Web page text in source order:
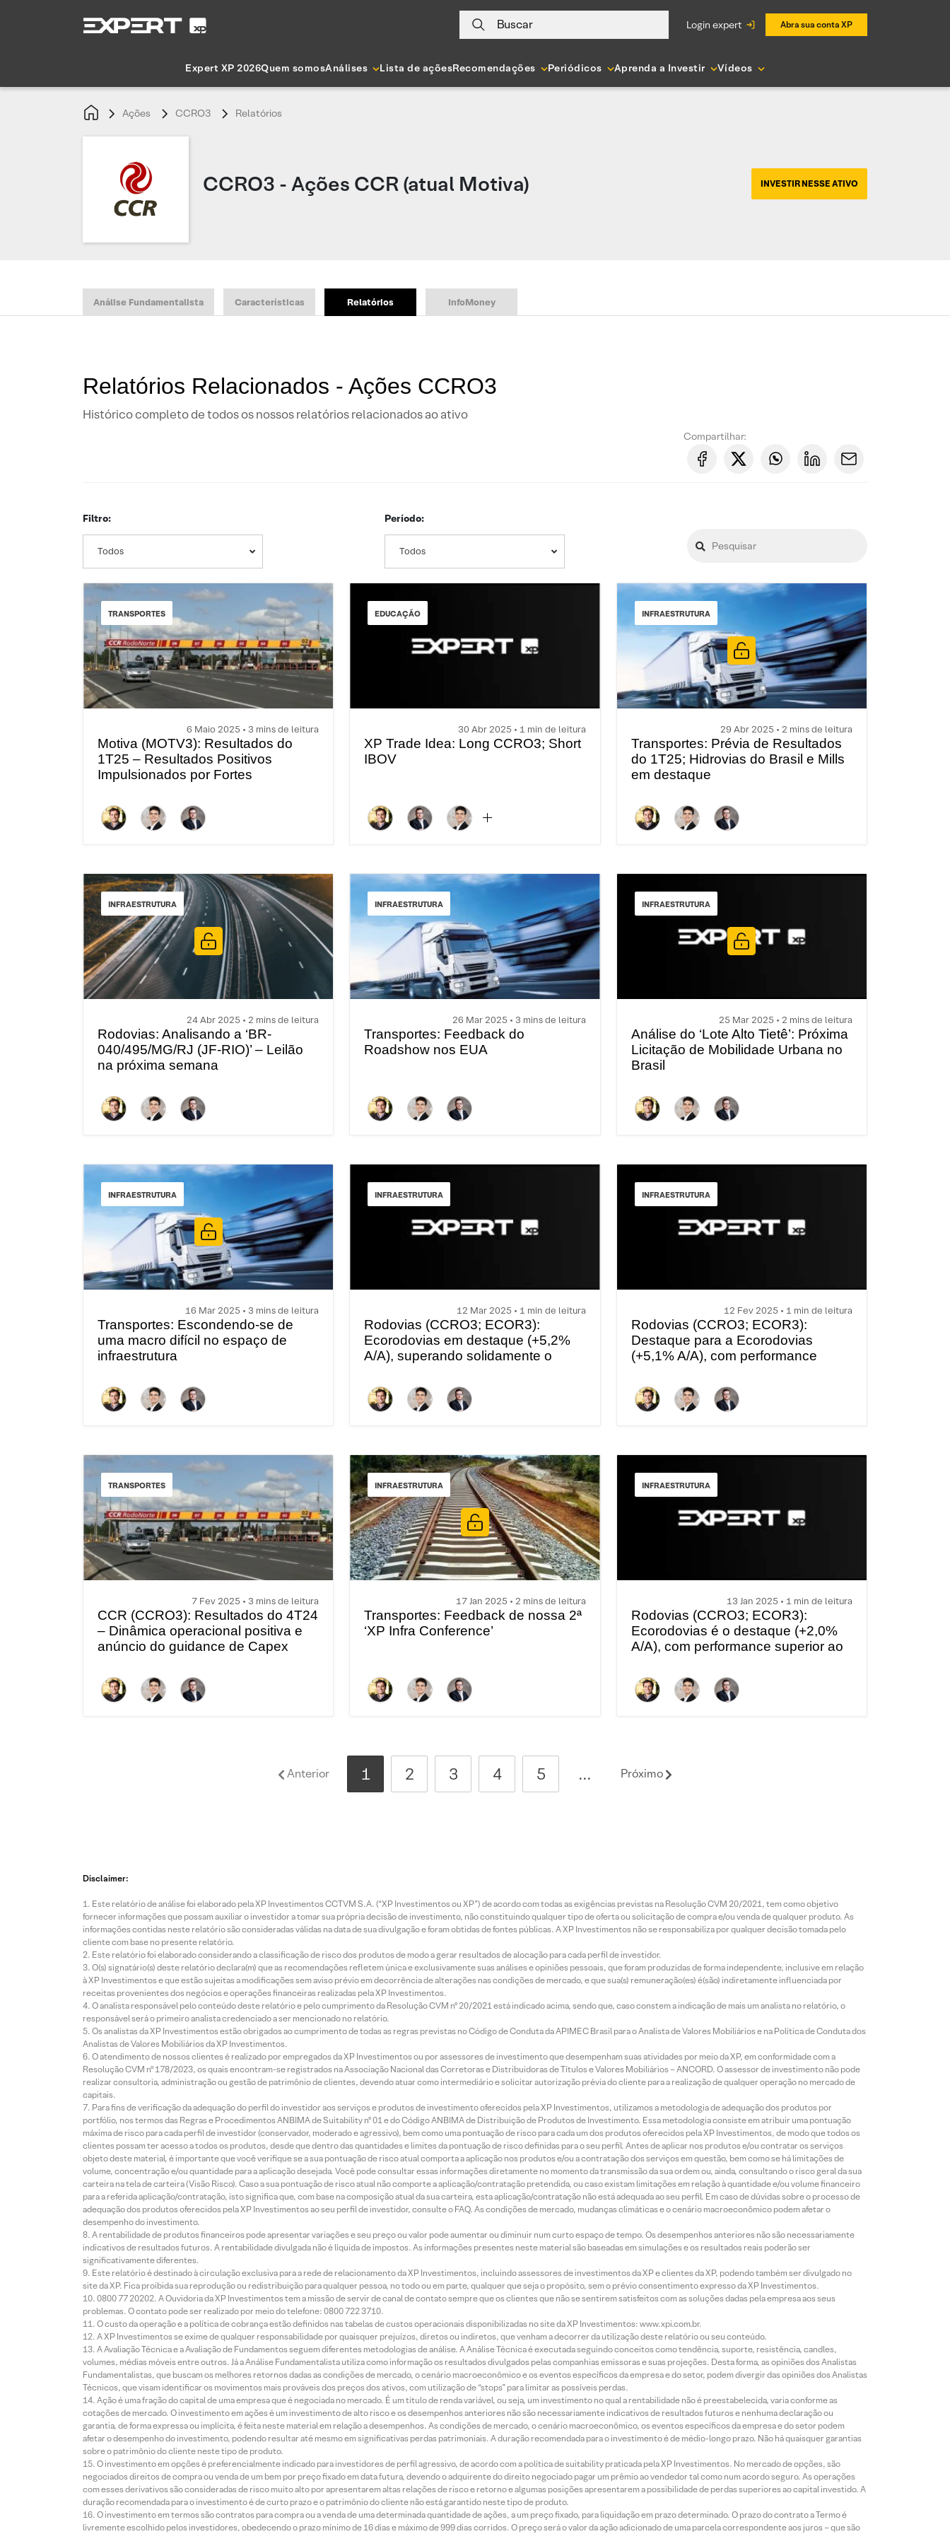
Buscar login expert Abra sua conta XP
Expert XP 2026Quem somosAnálises Lista de açõesRecomendações Periódicos Aprenda a Investir Vídeos
Ações CCRO3 Relatórios
CCRO3 - Ações CCR (atual Motiva) INVESTIR NESSE ATIVO
Análise Fundamentalista Características Relatórios InfoMoney
Relatórios Relacionados - Ações CCRO3
Histórico completo de todos os nossos relatórios relacionados ao ativo
Compartilhar:
Filtro:
Todos
Período:
Todos
TRANSPORTES
6 Maio 2025 • 3 mins de leitura
Motiva (MOTV3): Resultados do
1T25 – Resultados Positivos
Impulsionados por Fortes
Dinâmica de Redução de Despesas
EDUCAÇÃO
30 Abr 2025 • 1 min de leitura
XP Trade Idea: Long CCRO3; Short
IBOV
INFRAESTRUTURA
29 Abr 2025 • 2 mins de leitura
Transportes: Prévia de Resultados
do 1T25; Hidrovias do Brasil e Mills
em destaque
INFRAESTRUTURA
24 Abr 2025 • 2 mins de leitura
Rodovias: Analisando a ‘BR-
040/495/MG/RJ (JF-RIO)’ – Leilão
na próxima semana
INFRAESTRUTURA
26 Mar 2025 • 3 mins de leitura
Transportes: Feedback do
Roadshow nos EUA
INFRAESTRUTURA
25 Mar 2025 • 2 mins de leitura
Análise do ‘Lote Alto Tietê’: Próxima
Licitação de Mobilidade Urbana no
Brasil
INFRAESTRUTURA
16 Mar 2025 • 3 mins de leitura
Transportes: Escondendo-se de
uma macro difícil no espaço de
infraestrutura
INFRAESTRUTURA
12 Mar 2025 • 1 min de leitura
Rodovias (CCRO3; ECOR3):
Ecorodovias em destaque (+5,2%
A/A), superando solidamente o
(+1,8% A/A) | XP Curtas
INFRAESTRUTURA
12 Fev 2025 • 1 min de leitura
Rodovias (CCRO3; ECOR3):
Destaque para a Ecorodovias
(+5,1% A/A), com performance
brasileiras (+1,5% A/A) | XP Curtas
TRANSPORTES
7 Fev 2025 • 3 mins de leitura
CCR (CCRO3): Resultados do 4T24
– Dinâmica operacional positiva e
anúncio do guidance de Capex
INFRAESTRUTURA
17 Jan 2025 • 2 mins de leitura
Transportes: Feedback de nossa 2ª
‘XP Infra Conference’
INFRAESTRUTURA
13 Jan 2025 • 1 min de leitura
Rodovias (CCRO3; ECOR3):
Ecorodovias é o destaque (+2,0%
A/A), com performance superior ao
Anterior 1 2 3 4 5 ... Próximo
Disclaimer:
Este relatório de análise foi elaborado pela XP Investimentos CCTVM S.A. (“XP Investimentos ou XP”) de acordo com todas as exigências previstas na Resolução CVM 20/2021, tem como objetivo
fornecer informações que possam auxiliar o investidor a tomar sua própria decisão de investimento, não constituindo qualquer tipo de oferta ou solicitação de compra e/ou venda de qualquer produto. As
informações contidas neste relatório são consideradas válidas na data de sua divulgação e foram obtidas de fontes públicas. A XP Investimentos não se responsabiliza por qualquer decisão tomada pelo
cliente com base no presente relatório.
Este relatório foi elaborado considerando a classificação de risco dos produtos de modo a gerar resultados de alocação para cada perfil de investidor.
O(s) signatário(s) deste relatório declara(m) que as recomendações refletem única e exclusivamente suas análises e opiniões pessoais, que foram produzidas de forma independente, inclusive em relação
à XP Investimentos e que estão sujeitas a modificações sem aviso prévio em decorrência de alterações nas condições de mercado, e que sua(s) remuneração(es) é(são) indiretamente influenciada por
receitas provenientes dos negócios e operações financeiras realizadas pela XP Investimentos.
O analista responsável pelo conteúdo deste relatório e pelo cumprimento da Resolução CVM nº 20/2021 está indicado acima, sendo que, caso constem a indicação de mais um analista no relatório, o
responsável será o primeiro analista credenciado a ser mencionado no relatório.
Os analistas da XP Investimentos estão obrigados ao cumprimento de todas as regras previstas no Código de Conduta da APIMEC Brasil para o Analista de Valores Mobiliários e na Política de Conduta dos
Analistas de Valores Mobiliários da XP Investimentos.
O atendimento de nossos clientes é realizado por empregados da XP Investimentos ou por assessores de investimento que desempenham suas atividades por meio da XP, em conformidade com a
Resolução CVM nº 178/2023, os quais encontram-se registrados na Associação Nacional das Corretoras e Distribuidoras de Títulos e Valores Mobiliários – ANCORD. O assessor de investimento não pode
realizar consultoria, administração ou gestão de patrimônio de clientes, devendo atuar como intermediário e solicitar autorização prévia do cliente para a realização de qualquer operação no mercado de
capitais.
Para fins de verificação da adequação do perfil do investidor aos serviços e produtos de investimento oferecidos pela XP Investimentos, utilizamos a metodologia de adequação dos produtos por
portfólio, nos termos das Regras e Procedimentos ANBIMA de Suitability nº 01 e do Código ANBIMA de Distribuição de Produtos de Investimento. Essa metodologia consiste em atribuir uma pontuação
máxima de risco para cada perfil de investidor (conservador, moderado e agressivo), bem como uma pontuação de risco para cada um dos produtos oferecidos pela XP Investimentos, de modo que todos os
clientes possam ter acesso a todos os produtos, desde que dentro das quantidades e limites da pontuação de risco definidas para o seu perfil. Antes de aplicar nos produtos e/ou contratar os serviços
objeto deste material, é importante que você verifique se a sua pontuação de risco atual comporta a aplicação nos produtos e/ou a contratação dos serviços em questão, bem como se há limitações de
volume, concentração e/ou quantidade para a aplicação desejada. Você pode consultar essas informações diretamente no momento da transmissão da sua ordem ou, ainda, consultando o risco geral da sua
carteira na tela de carteira (Visão Risco). Caso a sua pontuação de risco atual não comporte a aplicação/contratação pretendida, ou caso existam limitações em relação à quantidade e/ou volume financeiro
para a referida aplicação/contratação, isto significa que, com base na composição atual da sua carteira, esta aplicação/contratação não está adequada ao seu perfil. Em caso de dúvidas sobre o processo de
adequação dos produtos oferecidos pela XP Investimentos ao seu perfil de investidor, consulte o FAQ. As condições de mercado, mudanças climáticas e o cenário macroeconômico podem afetar o
desempenho do investimento.
A rentabilidade de produtos financeiros pode apresentar variações e seu preço ou valor pode aumentar ou diminuir num curto espaço de tempo. Os desempenhos anteriores não são necessariamente
indicativos de resultados futuros. A rentabilidade divulgada não é líquida de impostos. As informações presentes neste material são baseadas em simulações e os resultados reais poderão ser
significativamente diferentes.
Este relatório é destinado à circulação exclusiva para a rede de relacionamento da XP Investimentos, incluindo assessores de investimentos da XP e clientes da XP, podendo também ser divulgado no
site da XP. Fica proibida sua reprodução ou redistribuição para qualquer pessoa, no todo ou em parte, qualquer que seja o propósito, sem o prévio consentimento expresso da XP Investimentos.
0800 77 20202. A Ouvidoria da XP Investimentos tem a missão de servir de canal de contato sempre que os clientes que não se sentirem satisfeitos com as soluções dadas pela empresa aos seus
problemas. O contato pode ser realizado por meio do telefone: 0800 722 3710.
O custo da operação e a política de cobrança estão definidos nas tabelas de custos operacionais disponibilizadas no site da XP Investimentos: www.xpi.com.br.
A XP Investimentos se exime de qualquer responsabilidade por quaisquer prejuízos, diretos ou indiretos, que venham a decorrer da utilização deste relatório ou seu conteúdo.
A Avaliação Técnica e a Avaliação de Fundamentos seguem diferentes metodologias de análise. A Análise Técnica é executada seguindo conceitos como tendência, suporte, resistência, candles,
volumes, médias móveis entre outros. Já a Análise Fundamentalista utiliza como informação os resultados divulgados pelas companhias emissoras e suas projeções. Desta forma, as opiniões dos Analistas
Fundamentalistas, que buscam os melhores retornos dadas as condições de mercado, o cenário macroeconômico e os eventos específicos da empresa e do setor, podem divergir das opiniões dos Analistas
Técnicos, que visam identificar os movimentos mais prováveis dos preços dos ativos, com utilização de “stops” para limitar as possíveis perdas.
Ação é uma fração do capital de uma empresa que é negociada no mercado. É um título de renda variável, ou seja, um investimento no qual a rentabilidade não é preestabelecida, varia conforme as
cotações de mercado. O investimento em ações é um investimento de alto risco e os desempenhos anteriores não são necessariamente indicativos de resultados futuros e nenhuma declaração ou
garantia, de forma expressa ou implícita, é feita neste material em relação a desempenhos. As condições de mercado, o cenário macroeconômico, os eventos específicos da empresa e do setor podem
afetar o desempenho do investimento, podendo resultar até mesmo em significativas perdas patrimoniais. A duração recomendada para o investimento é de médio-longo prazo. Não há quaisquer garantias
sobre o patrimônio do cliente neste tipo de produto.
O investimento em opções é preferencialmente indicado para investidores de perfil agressivo, de acordo com a política de suitability praticada pela XP Investimentos. No mercado de opções, são
negociados direitos de compra ou venda de um bem por preço fixado em data futura, devendo o adquirente do direito negociado pagar um prêmio ao vendedor tal como num acordo seguro. As operações
com esses derivativos são consideradas de risco muito alto por apresentarem altas relações de risco e retorno e algumas posições apresentarem a possibilidade de perdas superiores ao capital investido. A
duração recomendada para o investimento é de curto prazo e o patrimônio do cliente não está garantido neste tipo de produto.
O investimento em termos são contratos para compra ou a venda de uma determinada quantidade de ações, a um preço fixado, para liquidação em prazo determinado. O prazo do contrato a Termo é
livremente escolhido pelos investidores, obedecendo o prazo mínimo de 16 dias e máximo de 999 dias corridos. O preço será o valor da ação adicionado de uma parcela correspondente aos juros – que são